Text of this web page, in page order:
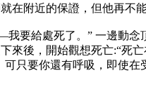
在附近的保證，但他再不能
要給處死了。” 一邊動念
來後，開始觀想死亡:“死
只要你還有呼吸，即使在